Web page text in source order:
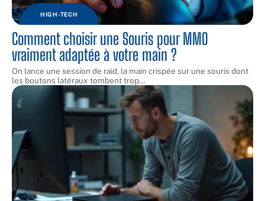
HIGH-TECH
Comment choisir une Souris pour MMO
vraiment adaptée à votre main ?
On lance une session de raid, la main crispée sur une souris dont
les boutons latéraux tombent trop…